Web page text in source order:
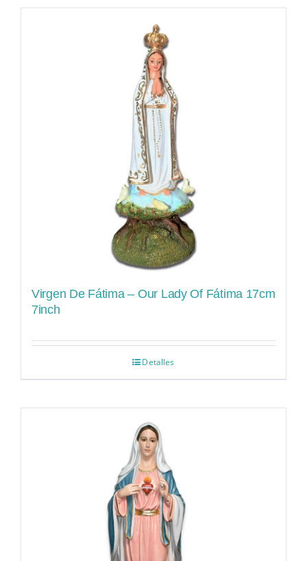
Virgen De Fátima – Our Lady Of Fátima 17cm
7inch
Detalles